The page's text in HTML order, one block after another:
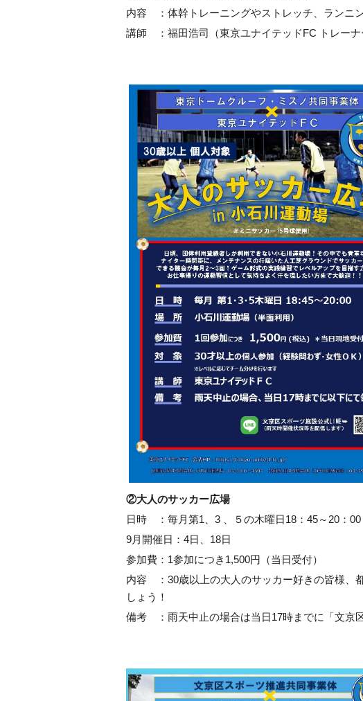
内容 ：体幹トレーニングやストレッチ、ランニン
講師 ：福田浩司（東京ユナイテッドFC トレーナ
②大人のサッカー広場
日時 ：毎月第1、3 、５の木曜日18：45～20：00
9月開催日：4日、18日
参加費：1参加につき1,500円（当日受付）
内容 ：30歳以上の大人のサッカー好きの皆様、
しょう！
備考 ：雨天中止の場合は当日17時までに「文京